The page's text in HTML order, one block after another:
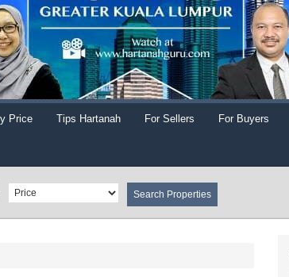
Price Tips Hartanah For Sellers For Buyers